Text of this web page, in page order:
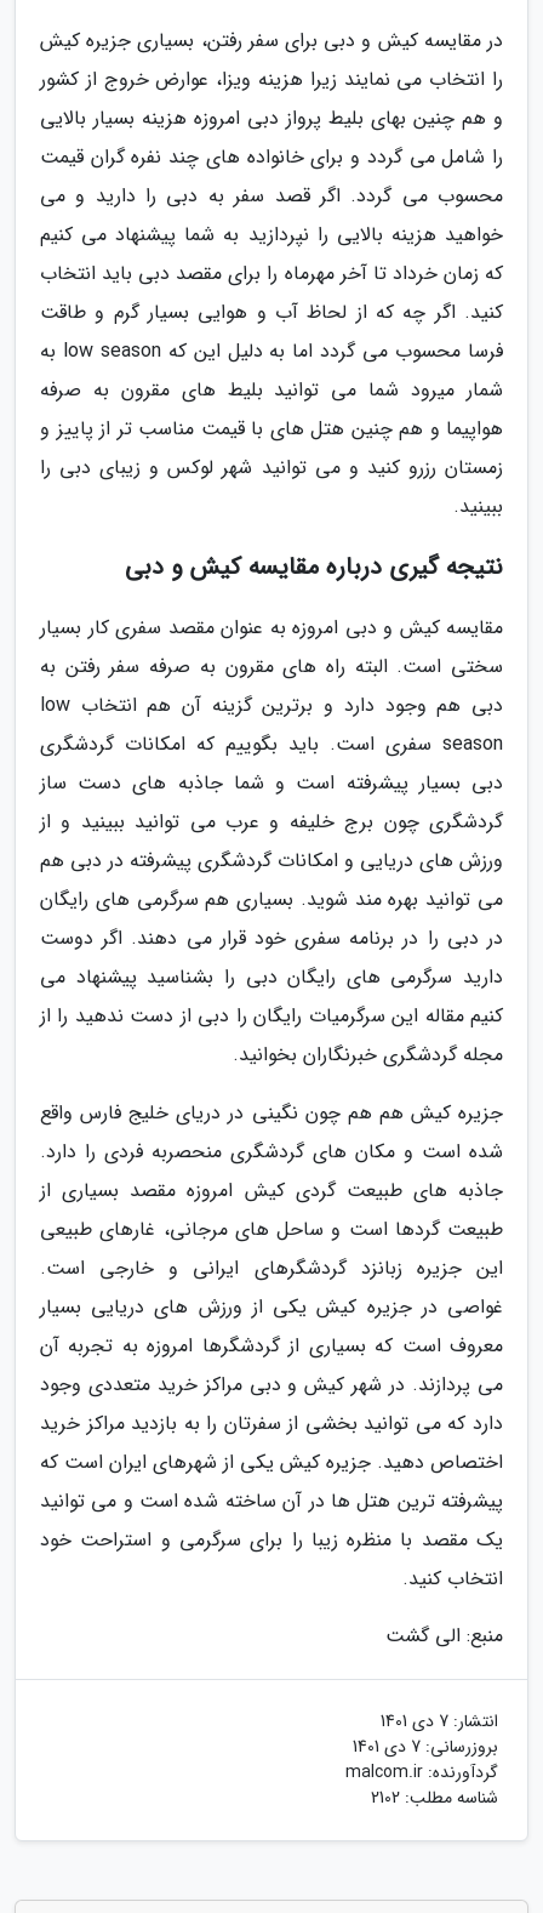
در مقایسه کیش و دبی برای سفر رفتن، بسیاری جزیره کیش
را انتخاب می نمایند زیرا هزینه ویزا، عوارض خروج از کشور
و هم چنین بهای بلیط پرواز دبی امروزه هزینه بسیار بالایی
را شامل می گردد و برای خانواده های چند نفره گران قیمت
محسوب می گردد. اگر قصد سفر به دبی را دارید و می
خواهید هزینه بالایی را نپردازید به شما پیشنهاد می کنیم
که زمان خرداد تا آخر مهرماه را برای مقصد دبی باید انتخاب
کنید. اگر چه که از لحاظ آب و هوایی بسیار گرم و طاقت
فرسا محسوب می گردد اما به دلیل این که low season به
شمار میرود شما می توانید بلیط های مقرون به صرفه
هواپیما و هم چنین هتل های با قیمت مناسب تر از پاییز و
زمستان رزرو کنید و می توانید شهر لوکس و زیبای دبی را
ببینید.
نتیجه گیری درباره مقایسه کیش و دبی
مقایسه کیش و دبی امروزه به عنوان مقصد سفری کار بسیار
سختی است. البته راه های مقرون به صرفه سفر رفتن به
دبی هم وجود دارد و برترین گزینه آن هم انتخاب low
season سفری است. باید بگوییم که امکانات گردشگری
دبی بسیار پیشرفته است و شما جاذبه های دست ساز
گردشگری چون برج خلیفه و عرب می توانید ببینید و از
ورزش های دریایی و امکانات گردشگری پیشرفته در دبی هم
می توانید بهره مند شوید. بسیاری هم سرگرمی های رایگان
در دبی را در برنامه سفری خود قرار می دهند. اگر دوست
دارید سرگرمی های رایگان دبی را بشناسید پیشنهاد می
کنیم مقاله این سرگرمیات رایگان را دبی از دست ندهید را از
مجله گردشگری خبرنگاران بخوانید.
جزیره کیش هم هم چون نگینی در دریای خلیج فارس واقع
شده است و مکان های گردشگری منحصربه فردی را دارد.
جاذبه های طبیعت گردی کیش امروزه مقصد بسیاری از
طبیعت گردها است و ساحل های مرجانی، غارهای طبیعی
این جزیره زبانزد گردشگرهای ایرانی و خارجی است.
غواصی در جزیره کیش یکی از ورزش های دریایی بسیار
معروف است که بسیاری از گردشگرها امروزه به تجربه آن
می پردازند. در شهر کیش و دبی مراکز خرید متعددی وجود
دارد که می توانید بخشی از سفرتان را به بازدید مراکز خرید
اختصاص دهید. جزیره کیش یکی از شهرهای ایران است که
پیشرفته ترین هتل ها در آن ساخته شده است و می توانید
یک مقصد با منظره زیبا را برای سرگرمی و استراحت خود
انتخاب کنید.
منبع: الی گشت
انتشار: 7 دی 1401
بروزرسانی: 7 دی 1401
گردآورنده: malcom.ir
شناسه مطلب: 2102